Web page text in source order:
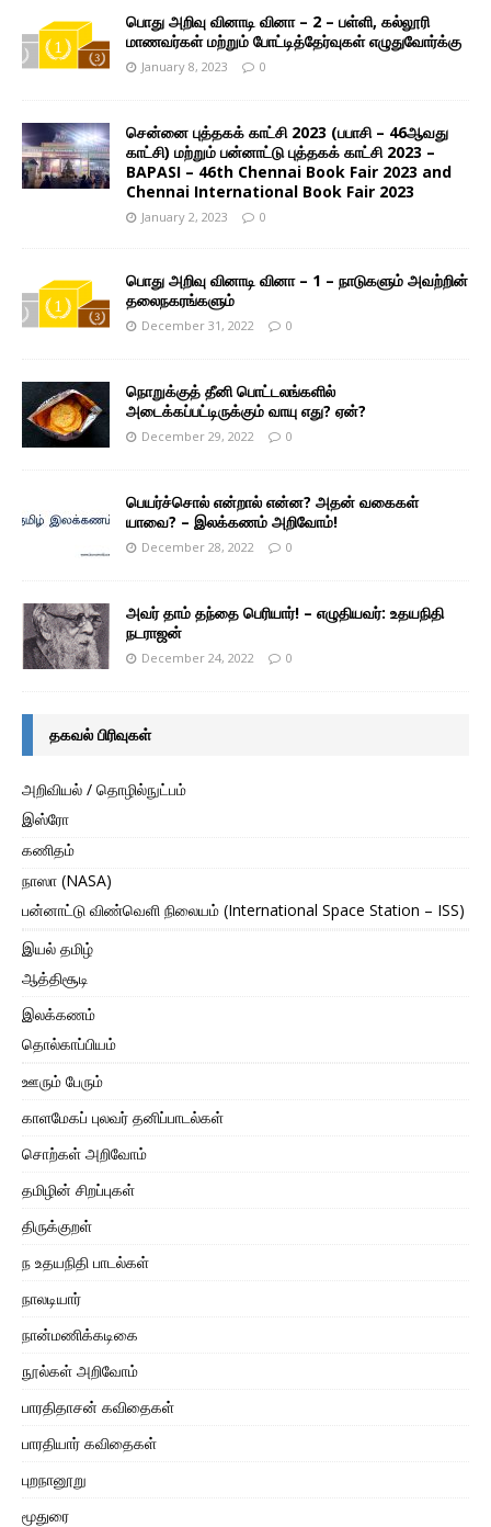
பொது அறிவு வினாடி வினா – 2 – பள்ளி, கல்லூரி
மாணவர்கள் மற்றும் போட்டித்தேர்வுகள் எழுதுவோர்க்கு
January 8, 2023 0
சென்னை புத்தகக் காட்சி 2023 (பபாசி – 46ஆவது
காட்சி) மற்றும் பன்னாட்டு புத்தகக் காட்சி 2023 –
BAPASI – 46th Chennai Book Fair 2023 and
Chennai International Book Fair 2023
January 2, 2023 0
பொது அறிவு வினாடி வினா – 1 – நாடுகளும் அவற்றின்
தலைநகரங்களும்
December 31, 2022 0
நொறுக்குத் தீனி பொட்டலங்களில்
அடைக்கப்பட்டிருக்கும் வாயு எது? ஏன்?
December 29, 2022 0
பெயர்ச்சொல் என்றால் என்ன? அதன் வகைகள்
யாவை? – இலக்கணம் அறிவோம்!
December 28, 2022 0
அவர் தாம் தந்தை பெரியார்! – எழுதியவர்: உதயநிதி
நடராஜன்
December 24, 2022 0
தகவல் பிரிவுகள்
அறிவியல் / தொழில்நுட்பம்
இஸ்ரோ
கணிதம்
நாஸா (NASA)
பன்னாட்டு விண்வெளி நிலையம் (International Space Station – ISS)
இயல் தமிழ்
ஆத்திசூடி
இலக்கணம்
தொல்காப்பியம்
ஊரும் பேரும்
காளமேகப் புலவர் தனிப்பாடல்கள்
சொற்கள் அறிவோம்
தமிழின் சிறப்புகள்
திருக்குறள்
ந உதயநிதி பாடல்கள்
நாலடியார்
நான்மணிக்கடிகை
நூல்கள் அறிவோம்
பாரதிதாசன் கவிதைகள்
பாரதியார் கவிதைகள்
புறநானூறு
மூதுரை